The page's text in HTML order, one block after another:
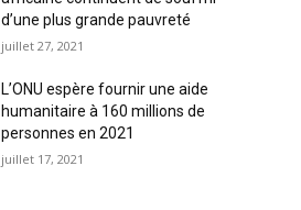
d’une plus grande pauvreté
juillet 27, 2021
L’ONU espère fournir une aide
humanitaire à 160 millions de
personnes en 2021
juillet 17, 2021